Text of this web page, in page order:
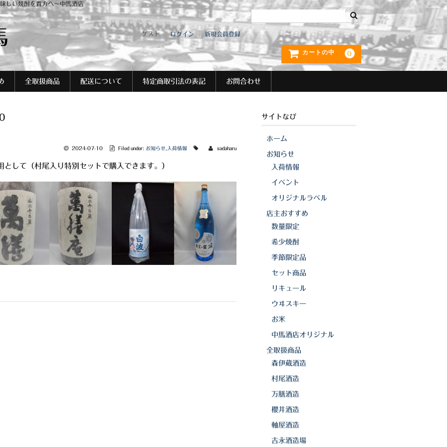
しい焼酎を貴方へ～中馬酒店
ゲスト ログイン 新規会員登録
カートの中 0
全取扱商品 配送について 特定商取引法の表記 お問合わせ
2024-07-10 Filed under: お知らせ 入荷情報 sadaharu
して（村尾入り特別セットで購入できます。）
サイトなび
ホーム
お知らせ
入荷情報
イベント
オリジナルラベル
店主おすすめ
数量限定
希少焼酎
季節限定品
セット商品
リキュール
ウヰスキー
お米
中馬酒店オリジナル
全取扱商品
森伊蔵酒造
村尾酒造
万膳酒造
櫻井酒造
軸屋酒造
吉永酒造場